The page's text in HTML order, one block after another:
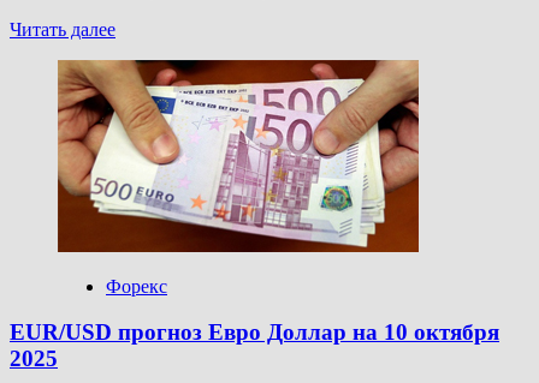
Читать далееПрочитать
о
GBP/USD
прогноз
Фунт
Доллар
на
10
октября
Форекс
EUR/USD прогноз Евро Доллар на 10 октября
2025